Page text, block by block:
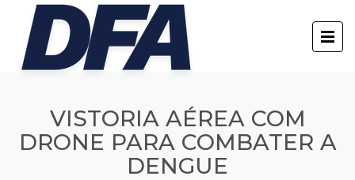
VISTORIA AÉREA COM
DRONE PARA COMBATER A
DENGUE